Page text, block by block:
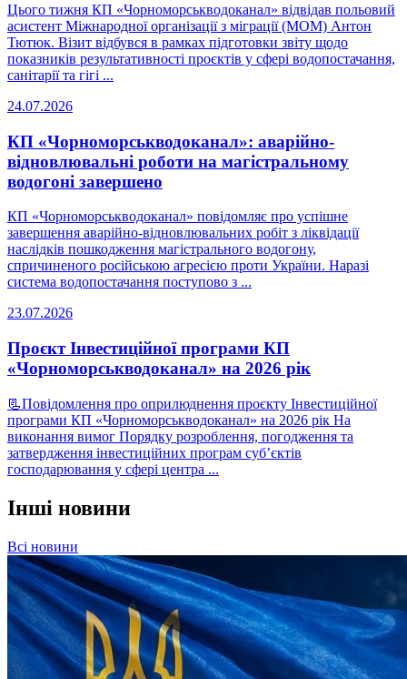
Цього тижня КП «Чорноморськводоканал» відвідав польовий
асистент Міжнародної організації з міграції (МОМ) Антон
Тютюк. Візит відбувся в рамках підготовки звіту щодо
показників результативності проєктів у сфері водопостачання,
санітарії та гігі ...
24.07.2026
КП «Чорноморськводоканал»: аварійно-
відновлювальні роботи на магістральному
водогоні завершено
КП «Чорноморськводоканал» повідомляє про успішне
завершення аварійно-відновлювальних робіт з ліквідації
наслідків пошкодження магістрального водогону,
спричиненого російською агресією проти України. Наразі
система водопостачання поступово з ...
23.07.2026
Проєкт Інвестиційної програми КП
«Чорноморськводоканал» на 2026 рік
📃Повідомлення про оприлюднення проєкту Інвестиційної
програми КП «Чорноморськводоканал» на 2026 рік На
виконання вимог Порядку розроблення, погодження та
затвердження інвестиційних програм суб’єктів
господарювання у сфері центра ...
Інші новини
Всі новини